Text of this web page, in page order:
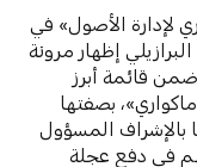
لإدارة الأصول» في
إظهار مرونة
قائمة أبرز
بصفتها
بالإشراف المسؤول
في دفع عجلة